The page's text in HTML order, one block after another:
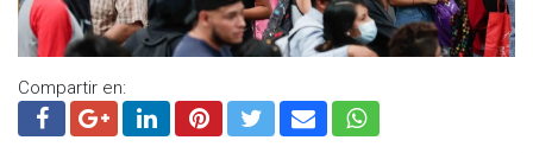
Compartir en: